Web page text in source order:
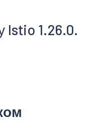
Istio 1.26.0.